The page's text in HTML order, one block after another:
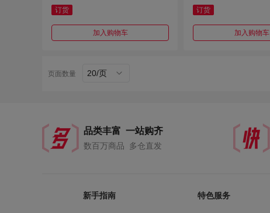
订货
加入购物车
订货
加入购物车
页面数量 20/页
品类丰富 一站购齐
数百万商品 多仓直发
新手指南 特色服务